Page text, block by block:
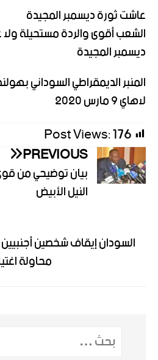
عاشت ثورة ديسمبر المجيدة
الشعب أقوى والردة مستحيلة
ديسمبر المجيدة
المنبر الديمقراطي السوداني
لاهاي 9 مارس 2020
Post Views:176
PREVIOUS
بيان توضيحي من
النيل الأبيض
السودان إيقاف شخصين
محاولة